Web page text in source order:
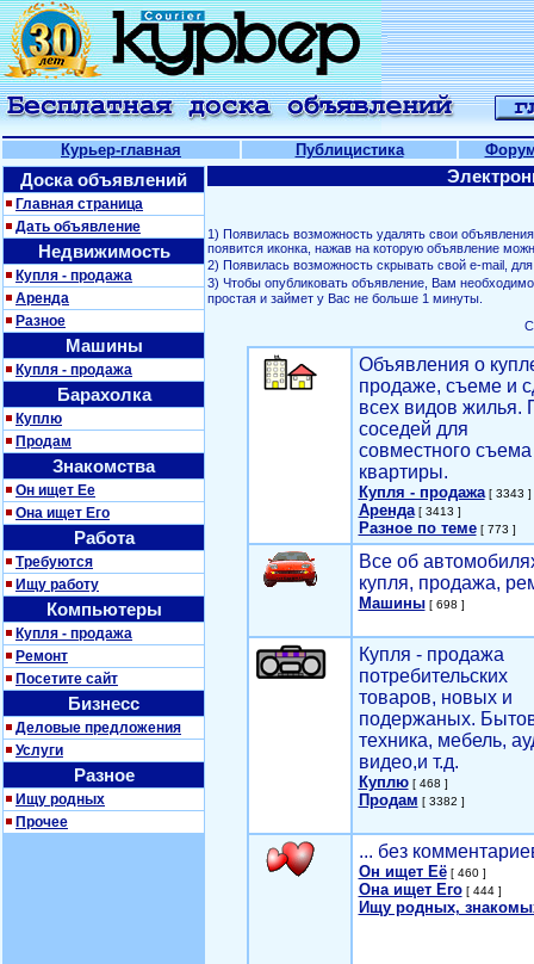
Курьер-главная Публицистика
Доска объявлений
Главная страница
Дать объявление
Недвижимость
Купля - продажа
Аренда
Разное
Машины
Купля - продажа
Барахолка
Куплю
Продам
Знакомства
Он ищет Ее
Она ищет Его
Работа
Требуются
Ищу работу
Компьютеры
Купля - продажа
Ремонт
Посетите сайт
Бизнесс
Деловые предложения
Услуги
Разное
Ищу родных
Прочее
1) Появилась возможность удалять свои
появится иконка, нажав на которую объявление
2) Появилась возможность скрывать свой е-mail,
3) Чтобы опубликовать объявление, Вам
простая и займет у Вас не больше 1 минуты.
Объявления о
продаже, съеме и
всех видов жилья.
соседей для
совместного съема
квартиры.
Купля - продажа[ 3343 ]
Аренда[ 3413 ]
Разное по теме[ 773 ]
Все об
купля, продажа,
Машины[ 698 ]
Купля - продажа
потребительских
товаров, новых и
подержаных.
техника, мебель,
видео,и т.д.
Куплю[ 468 ]
Продам [ 3382 ]
... без
Он ищет Её[ 460 ]
Она ищет Его[ 444 ]
Ищу родных,